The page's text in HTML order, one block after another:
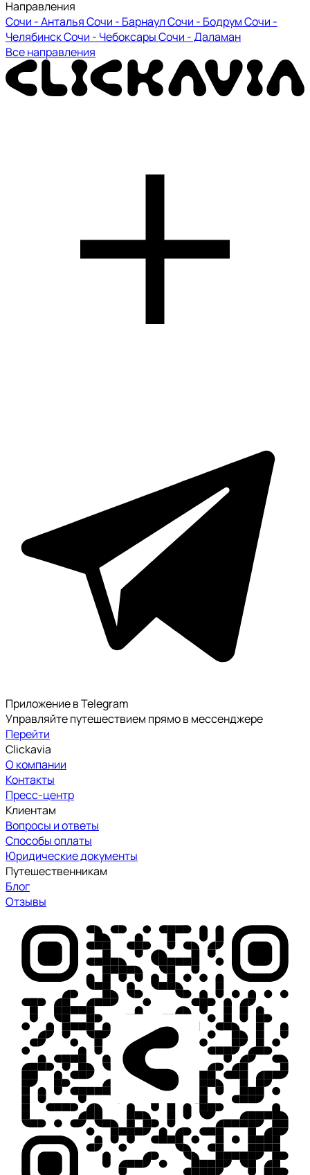
Направления
Сочи - АнтальяСочи - БарнаулСочи - БодрумСочи -
ЧелябинскСочи - ЧебоксарыСочи - Даламан
Все направления
Приложение в Telegram
Управляйте путешествием прямо в мессенджере
Перейти
Clickavia
О компании
Контакты
Пресс-центр
Клиентам
Вопросы и ответы
Способы оплаты
Юридические документы
Путешественникам
Блог
Отзывы